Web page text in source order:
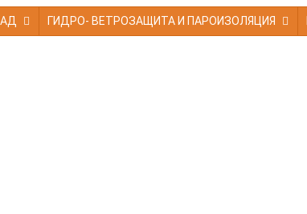
ГИДРО- ВЕТРОЗАЩИТА И ПАРОИЗОЛЯЦИЯ